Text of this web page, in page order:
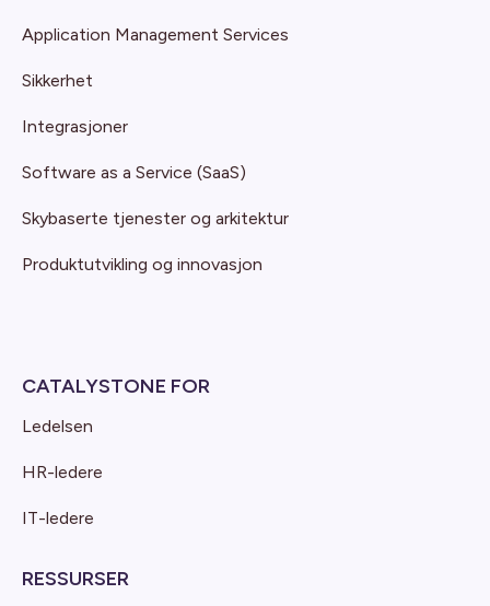
Application Management Services
Sikkerhet
Integrasjoner
Software as a Service (SaaS)
Skybaserte tjenester og arkitektur
Produktutvikling og innovasjon
CATALYSTONE FOR
Ledelsen
HR-ledere
IT-ledere
RESSURSER